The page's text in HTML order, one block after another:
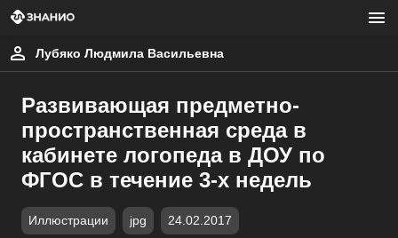
Лубяко Людмила Васильевна
Развивающая предметно-
пространственная среда в
кабинете логопеда в ДОУ по
ФГОС в течение 3-х недель
Иллюстрации jpg 24.02.2017